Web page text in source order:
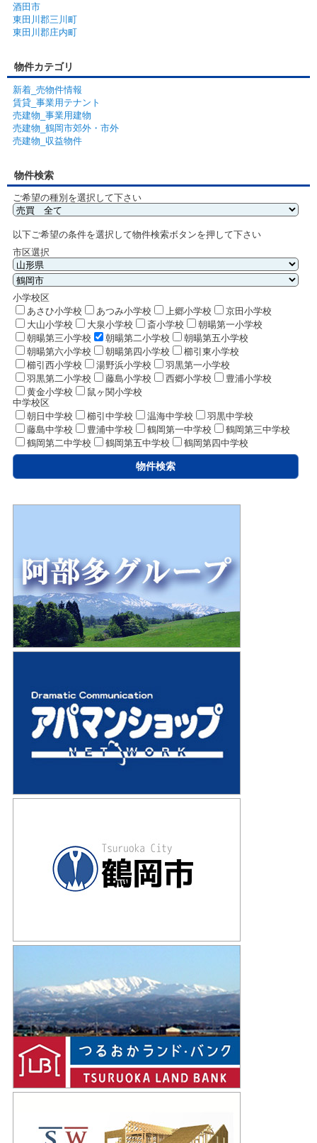
酒田市
東田川郡三川町
東田川郡庄内町
物件カテゴリ
新着_売物件情報
賃貸_事業用テナント
売建物_事業用建物
売建物_鶴岡市郊外・市外
売建物_収益物件
物件検索
ご希望の種別を選択して下さい
以下ご希望の条件を選択して物件検索ボタンを押して下さい
市区選択
小学校区
あさひ小学校
あつみ小学校 上郷小学校
京田小学校
大山小学校
大泉小学校 斎小学校
朝暘第一小学校
朝暘第三小学校
朝暘第二小学校
朝暘第五小学校
朝暘第六小学校
朝暘第四小学校
櫛引東小学校
櫛引西小学校
湯野浜小学校
羽黒第一小学校
羽黒第二小学校
藤島小学校 西郷小学校
豊浦小学校
黄金小学校
鼠ヶ関小学校
中学校区
朝日中学校
櫛引中学校 温海中学校
羽黒中学校
藤島中学校
豊浦中学校 鶴岡第一中学校
鶴岡第三中学校
鶴岡第二中学校
鶴岡第五中学校 鶴岡第四中学校